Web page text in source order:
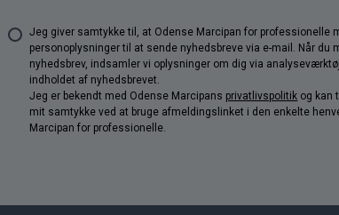
Jeg giver samtykke til, at Odense Marcipan for professionelle
personoplysninger til at sende nyhedsbreve via e-mail. Når du
nyhedsbrev, indsamler vi oplysninger om dig via
indholdet af nyhedsbrevet.
Jeg er bekendt med Odense Marcipans privatlivspolitik og kan
mit samtykke ved at bruge afmeldingslinket i den enkelte
Marcipan for professionelle.